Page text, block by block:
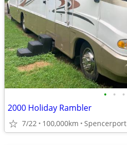
• • •
2000 Holiday Rambler
7/22 100,000km Spencerport